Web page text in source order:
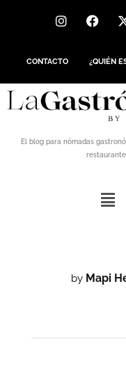
CONTACTO ¿QUIÉN
El blog para nómadas
by Mapi